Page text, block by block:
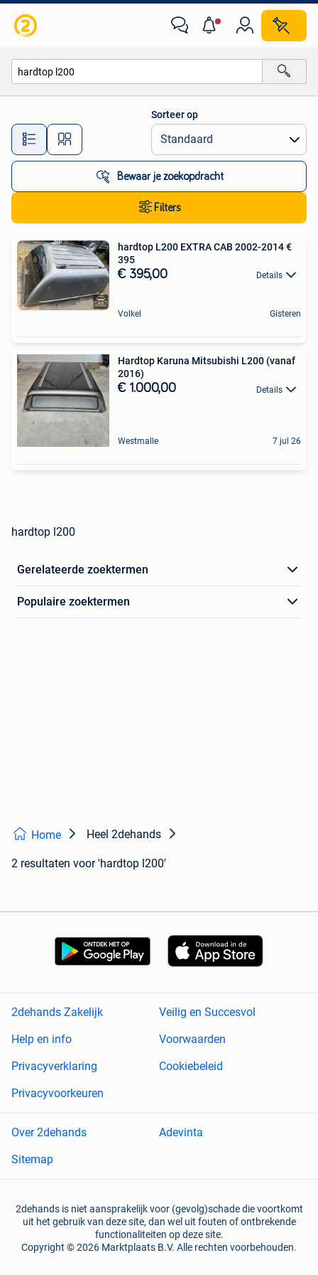
Alle afstanden…
Sorteer op
Bewaar je zoekopdracht
Filters
hardtop L200 EXTRA CAB 2002-2014 €
395
€ 395,00 Details
Volkel Gisteren
Hardtop Karuna Mitsubishi L200 (vanaf
2016)
€ 1.000,00 Details
Westmalle 7 jul 26
hardtop l200
Gerelateerde zoektermen
Populaire zoektermen
Home Heel 2dehands
2 resultaten voor 'hardtop l200'
2dehands Zakelijk
Veilig en Succesvol
Help en info
Voorwaarden
Privacyverklaring
Cookiebeleid
Privacyvoorkeuren
Over 2dehands
Adevinta
Sitemap
2dehands is niet aansprakelijk voor (gevolg)schade die voortkomt
uit het gebruik van deze site, dan wel uit fouten of ontbrekende
functionaliteiten op deze site.
Copyright © 2026 Marktplaats B.V. Alle rechten voorbehouden.